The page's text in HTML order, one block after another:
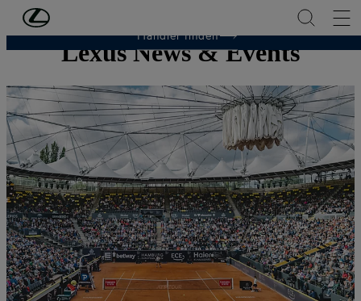
Zum Hauptinhalt springen
Händler finden
Lexus News & Events